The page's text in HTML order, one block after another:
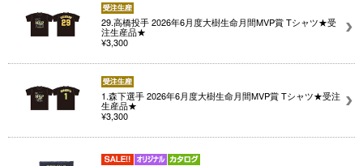
29.高橋投手 2026年6月度大樹生命月間MVP賞 Tシャツ★受
注生産品★
¥3,300
1.森下選手 2026年6月度大樹生命月間MVP賞 Tシャツ★受注
生産品★
¥3,300